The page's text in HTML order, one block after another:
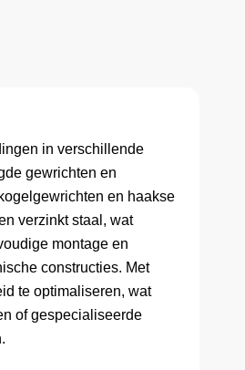
in verschillende
gewrichten en
en haakse
verzinkt staal, wat
montage en
constructies. Met
te optimaliseren, wat
of gespecialiseerde